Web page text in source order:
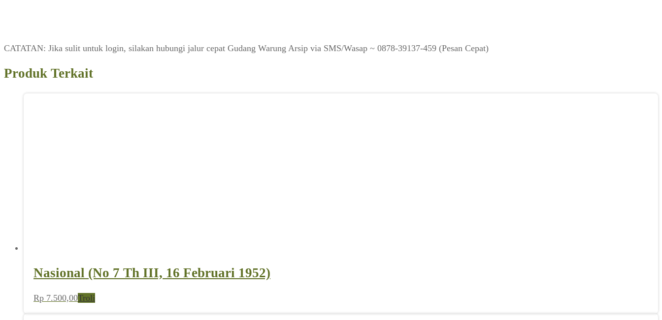
CATATAN: Jika sulit untuk login, silakan hubungi jalur cepat Gudang Warung Arsip via SMS/Wasap ~ 0878-39137-459 (Pesan Cepat)
Produk Terkait
Nasional (No 7 Th III, 16 Februari 1952)
Rp 7.500,00Troli